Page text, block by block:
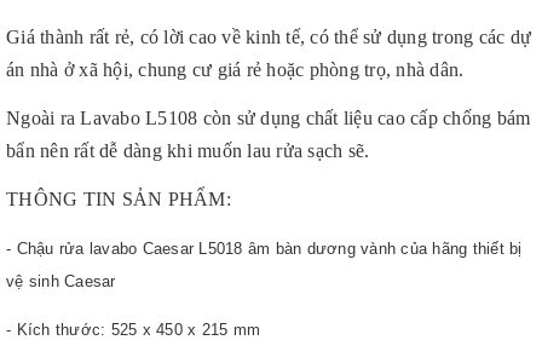
Giá thành rất rẻ, có lời cao về kinh tế, có thể sử dụng trong các dự
án nhà ở xã hội, chung cư giá rẻ hoặc phòng trọ, nhà dân.
Ngoài ra Lavabo L5108 còn sử dụng chất liệu cao cấp chống bám
bẩn nên rất dễ dàng khi muốn lau rửa sạch sẽ.
THÔNG TIN SẢN PHẨM:
- Chậu rửa lavabo Caesar L5018 âm bàn dương vành của hãng thiết bị
vệ sinh Caesar
- Kích thước: 525 x 450 x 215 mm